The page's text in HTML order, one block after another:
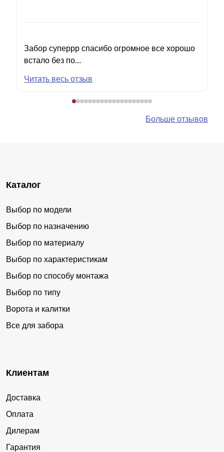
Забор суперрр спасибо огромное все хорошо
встало без по...
Читать весь отзыв
Больше отзывов
Каталог
Выбор по модели
Выбор по назначению
Выбор по материалу
Выбор по характеристикам
Выбор по способу монтажа
Выбор по типу
Ворота и калитки
Все для забора
Клиентам
Доставка
Оплата
Дилерам
Гарантия